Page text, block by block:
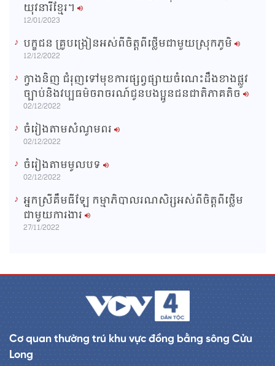
យុវនារីខ្មែរ។
12/01/2023
បក្ខជន គ្រូបង្រៀនអស់ពីចិត្តពីថ្លើមជាមួយស្រុកភូមិ
12/12/2022
ក្វាងនិញ ជំរុញទៅមុខការផ្សព្វផ្សាយចំណេះដឹងខាងផ្លូវ
ច្បាប់និងវប្បធម៌ចរាចរណ៍ជូនបងប្អូនជនជាតិភាគតិច
02/12/2022
ចំរៀងតាមសំណូមពរ
02/12/2022
ចំរៀងតាមមូលបទ
02/12/2022
អ្នកស្រីគឹមធីឡែ កម្មាភិបាលរណសិរ្សអស់ពីចិត្តពីថ្លើម
ជាមួយការងារ
27/11/2022
Cơ quan thường trú khu vực đồng bằng sông Cửu
Long